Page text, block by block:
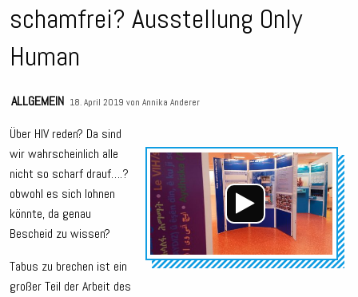
schamfrei? Ausstellung Only
Human
ALLGEMEIN 18. April 2019 von Annika Anderer
Über HIV reden? Da sind
wir wahrscheinlich alle
nicht so scharf drauf….?
obwohl es sich lohnen
könnte, da genau
Bescheid zu wissen?
Tabus zu brechen ist ein
großer Teil der Arbeit des